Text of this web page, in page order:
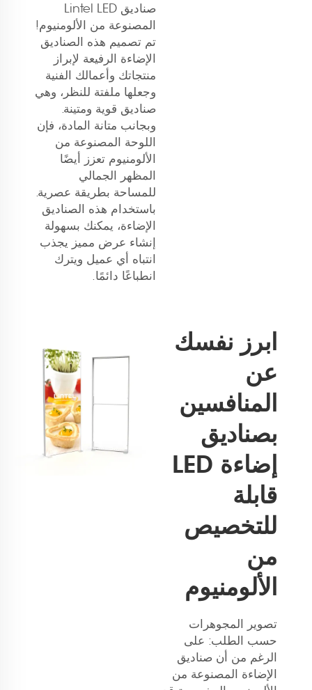
صناديق Lintel LED
المصنوعة من الألومنيوم!
تم تصميم هذه الصناديق
الإضاءة الرفيعة لإبراز
منتجاتك وأعمالك الفنية
وجعلها ملفتة للنظر، وهي
صناديق قوية ومتينة.
وبجانب متانة المادة، فإن
اللوحة المصنوعة من
الألومنيوم تعزز أيضًا
المظهر الجمالي
للمساحة بطريقة عصرية.
باستخدام هذه الصناديق
الإضاءة، يمكنك بسهولة
إنشاء عرض مميز يجذب
انتباه أي عميل ويترك
انطباعًا دائمًا.
ابرز نفسك
عن
المنافسين
بصناديق
إضاءة LED
قابلة
للتخصيص
من
الألومنيوم
تصوير المجوهرات
حسب الطلب: على
الرغم من أن صناديق
الإضاءة المصنوعة من